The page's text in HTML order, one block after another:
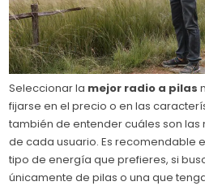
Seleccionar la mejor radio a pilas
fijarse en el precio o en las
también de entender cuáles son
de cada usuario. Es recomendable
tipo de energía que prefieres, si
únicamente de pilas o una que